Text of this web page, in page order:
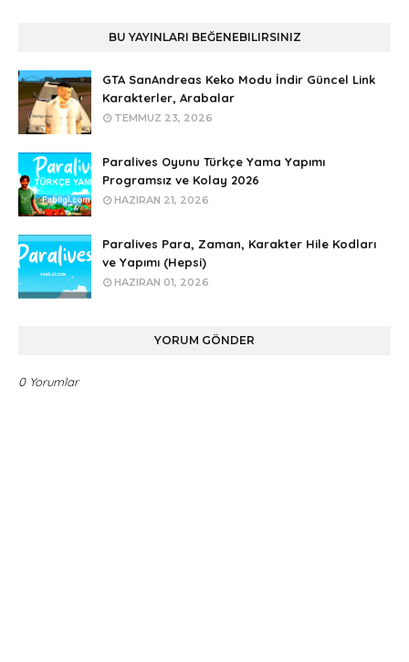
BU YAYINLARI BEĞENEBILIRSINIZ
GTA SanAndreas Keko Modu İndir Güncel Link
Karakterler, Arabalar
TEMMUZ 23, 2026
Paralives Oyunu Türkçe Yama Yapımı
Programsız ve Kolay 2026
HAZIRAN 21, 2026
Paralives Para, Zaman, Karakter Hile Kodları
ve Yapımı (Hepsi)
HAZIRAN 01, 2026
YORUM GÖNDER
0 Yorumlar